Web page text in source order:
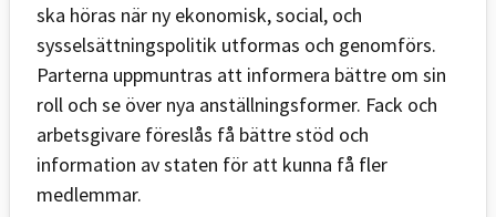
ska höras när ny ekonomisk, social, och
sysselsättningspolitik utformas och genomförs.
Parterna uppmuntras att informera bättre om sin
roll och se över nya anställningsformer. Fack och
arbetsgivare föreslås få bättre stöd och
information av staten för att kunna få fler
medlemmar.